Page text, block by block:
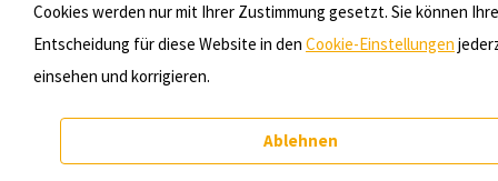
Cookies werden nur mit Ihrer Zustimmung gesetzt. Sie können Ihre
Entscheidung für diese Website in den Cookie-Einstellungen
einsehen und korrigieren.
Ablehnen